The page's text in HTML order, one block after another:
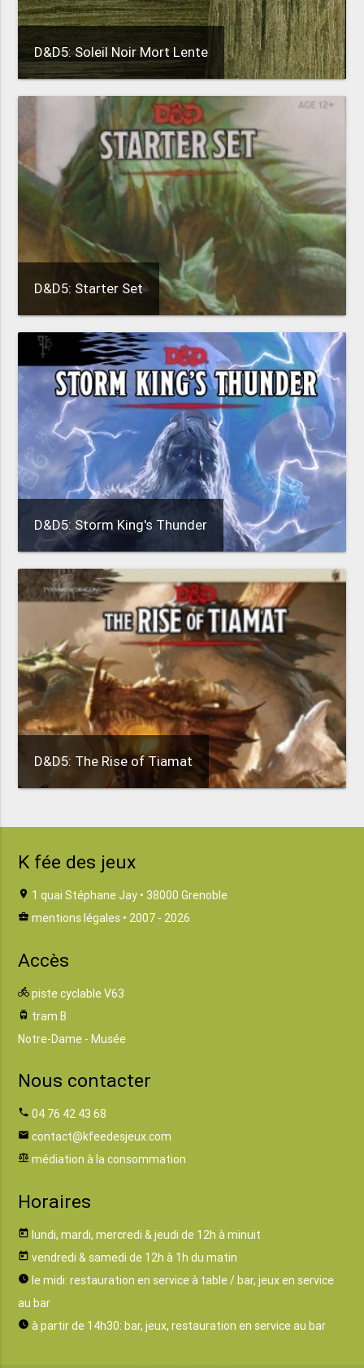
D&D5: Soleil Noir Mort Lente
D&D5: Starter Set
D&D5: Storm King's Thunder
D&D5: The Rise of Tiamat
K fée des jeux
location_on 1 quai Stéphane Jay • 38000 Grenoble
business_center mentions légales • 2007 - 2026
Accès
directions_bike piste cyclable V63
tram tram B
Notre-Dame - Musée
Nous contacter
phone 04 76 42 43 68
email contact@kfeedesjeux.com
balance médiation à la consommation
Horaires
today lundi, mardi, mercredi & jeudi de 12h à minuit
today vendredi & samedi de 12h à 1h du matin
watch_later le midi: restauration en service à table / bar, jeux en service
au bar
watch_later à partir de 14h30: bar, jeux, restauration en service au bar